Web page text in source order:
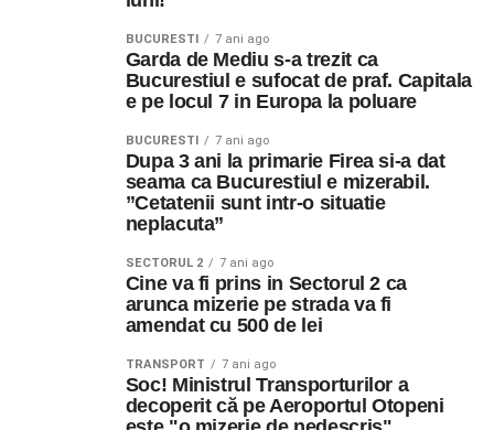
BUCURESTI 7 ani ago
Garda de Mediu s-a trezit ca
Bucurestiul e sufocat de praf. Capitala
e pe locul 7 in Europa la poluare
BUCURESTI 7 ani ago
Dupa 3 ani la primarie Firea si-a dat
seama ca Bucurestiul e mizerabil.
”Cetatenii sunt intr-o situatie
neplacuta”
SECTORUL 2 7 ani ago
Cine va fi prins in Sectorul 2 ca
arunca mizerie pe strada va fi
amendat cu 500 de lei
TRANSPORT 7 ani ago
Soc! Ministrul Transporturilor a
decoperit că pe Aeroportul Otopeni